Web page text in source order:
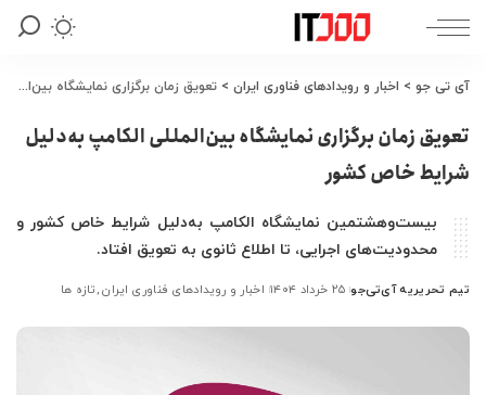
آی تی جو > اخبار و رویدادهای فناوری ایران > تعویق زمان برگزاری نمایشگاه بین‌المللی الکامپ به‌دلیل شرایط خاص کشور
تعویق زمان برگزاری نمایشگاه بین‌المللی الکامپ به‌دلیل
شرایط خاص کشور
بیست‌وهشتمین نمایشگاه الکامپ به‌دلیل شرایط خاص کشور و
محدودیت‌های اجرایی، تا اطلاع ثانوی به تعویق افتاد.
ارسال
توسط
تیم تحریریه آی‌تی‌جو ۲۵ خرداد ۱۴۰۴ اخبار و رویدادهای فناوری ایران تازه ها